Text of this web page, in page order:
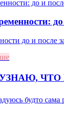
до и после
будто